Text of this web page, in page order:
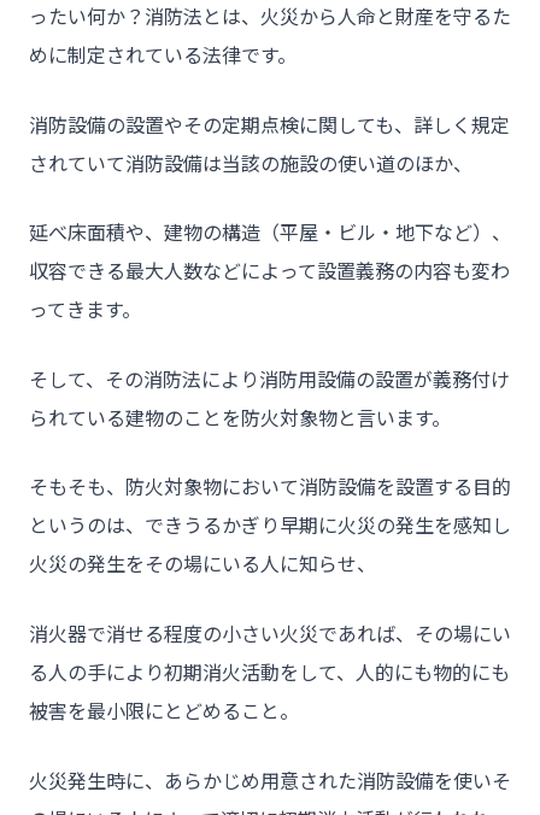
ったい何か？消防法とは、火災から人命と財産を守るた
めに制定されている法律です。
消防設備の設置やその定期点検に関しても、詳しく規定
されていて消防設備は当該の施設の使い道のほか、
延べ床面積や、建物の構造（平屋・ビル・地下など）、
収容できる最大人数などによって設置義務の内容も変わ
ってきます。
そして、その消防法により消防用設備の設置が義務付け
られている建物のことを防火対象物と言います。
そもそも、防火対象物において消防設備を設置する目的
というのは、できうるかぎり早期に火災の発生を感知し
火災の発生をその場にいる人に知らせ、
消火器で消せる程度の小さい火災であれば、その場にい
る人の手により初期消火活動をして、人的にも物的にも
被害を最小限にとどめること。
火災発生時に、あらかじめ用意された消防設備を使いそ